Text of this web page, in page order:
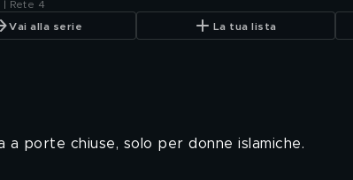
| Rete 4
Vai alla serie La tua lista
porte chiuse, solo per donne islamiche.